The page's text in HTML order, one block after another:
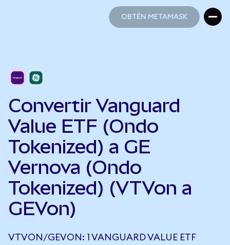
OBTÉN METAMASK
Convertir Vanguard
Value ETF (Ondo
Tokenized) a GE
Vernova (Ondo
Tokenized) (VTVon a
GEVon)
VTVON/GEVON: 1 VANGUARD VALUE ETF